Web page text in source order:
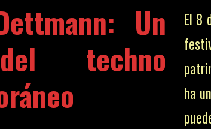
Un
techno
El 8
ha